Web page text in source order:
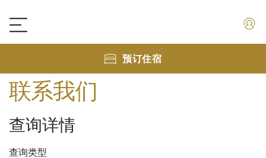
预订住宿
联系我们
查询详情
查询类型